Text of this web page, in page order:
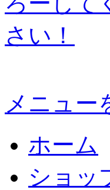
メニュー
ホーム
ショッ